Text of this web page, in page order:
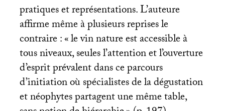
pratiques et représentations. L’auteure
affirme même à plusieurs reprises le
contraire : «le vin nature est accessible à
tous niveaux, seules l’attention et l’ouverture
d’esprit prévalent dans ce parcours
d’initiation où spécialistes de la dégustation
et néophytes partagent une même table,